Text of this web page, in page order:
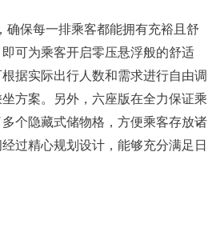
确保每一排乘客都能拥有充裕且舒
可为乘客开启零压悬浮般的舒适
据实际出行人数和需求进行自由调
方案。另外，六座版在全力保证乘
个隐藏式储物格，方便乘客存放诸
过精心规划设计，能够充分满足日